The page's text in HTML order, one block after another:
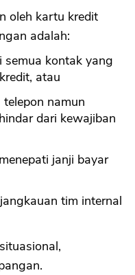
oleh kartu kredit
adalah:
kontak yang
atau
namun
dari kewajiban
janji bayar
tim internal